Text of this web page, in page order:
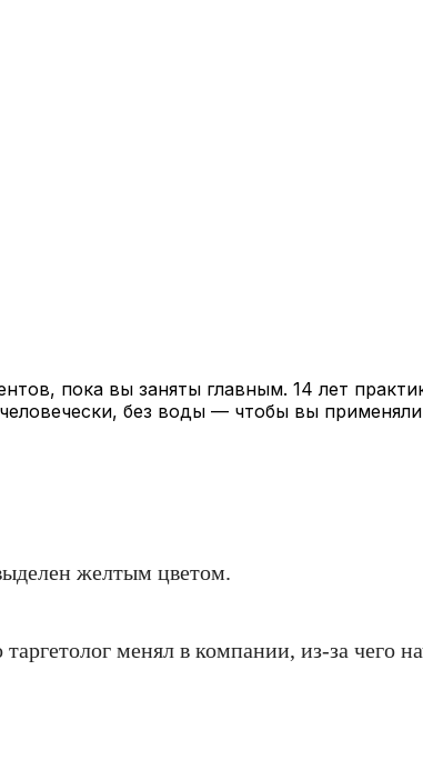
пока вы заняты главным. 14 лет
без воды — чтобы вы применяли
желтым цветом.
менял в компании, из-за чего